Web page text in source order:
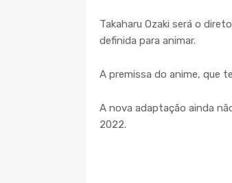
Takaharu Ozaki será o
definida para animar.
A premissa do anime, que
A nova adaptação ainda
2022.